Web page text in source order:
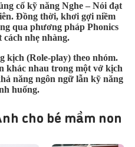
cố kỹ năng Nghe – Nói đạt
Đồng thời, khơi gợi niềm
qua phương pháp Phonics
nhẹ nhàng.
kịch (Role-play) theo nhóm.
khác nhau trong một vở kịch
năng ngôn ngữ lẫn kỹ năng
huống.
cho bé mầm non